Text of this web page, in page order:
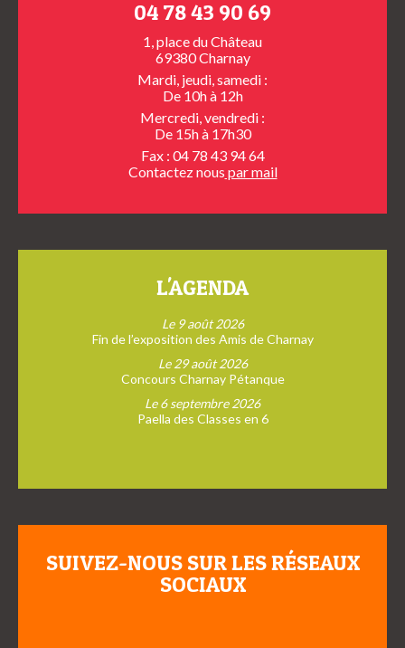
04 78 43 90 69
1, place du Château
69380 Charnay
Mardi, jeudi, samedi :
De 10h à 12h
Mercredi, vendredi :
De 15h à 17h30
Fax : 04 78 43 94 64
Contactez nous par mail
L'AGENDA
Le 9 août 2026
Fin de l’exposition des Amis de Charnay
Le 29 août 2026
Concours Charnay Pétanque
Le 6 septembre 2026
Paella des Classes en 6
SUIVEZ-NOUS SUR LES RÉSEAUX
SOCIAUX